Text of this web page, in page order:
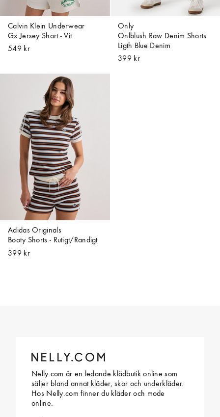
Calvin Klein Underwear
Gx Jersey Short - Vit
549 kr
Only
Onlblush Raw Denim Shorts
Ligth Blue Denim
399 kr
Adidas Originals
Booty Shorts - Rutigt/Randigt
399 kr
Nelly.com är en ledande klädbutik online som
säljer bland annat kläder, skor och underkläder.
Hos Nelly.com finner du kläder och mode
online.